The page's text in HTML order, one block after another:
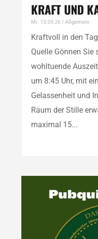
KRAFT UND
Mi. 13.05.26| Allgemein
Kraftvoll in den
Quelle Gönnen Sie
wohltuende
um 8:45 Uhr, mit
Gelassenheit und
Raum der Stille
maximal 15...